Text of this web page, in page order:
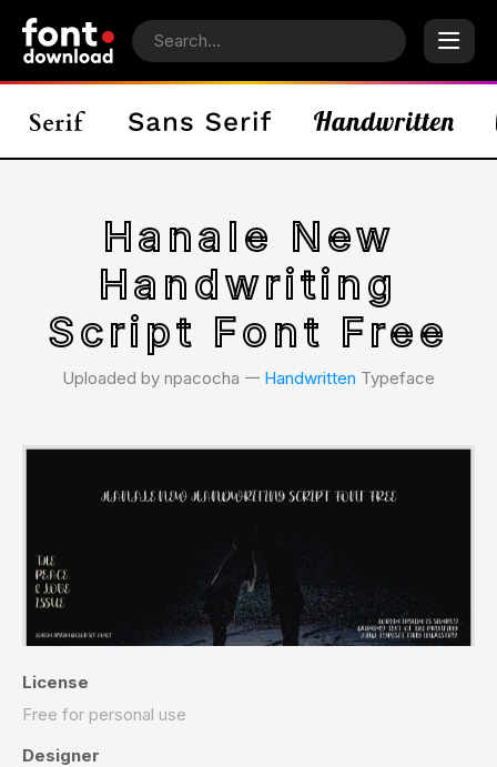
Hanale New
Handwriting
Script Font Free
Uploaded by npacocha 𑁋 Handwritten Typeface
License
Free for personal use
Designer